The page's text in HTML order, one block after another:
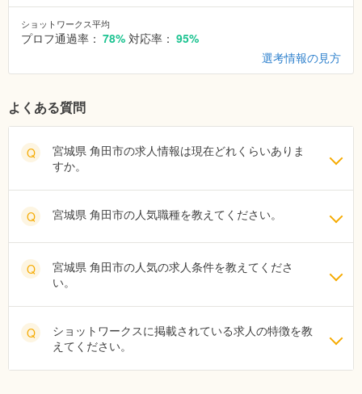
ショットワークス平均
プロフ通過率： 78% 対応率： 95%
選考情報の見方
よくある質問
Q
宮城県 角田市の求人情報は現在どれくらいありま
すか。
Q 宮城県 角田市の人気職種を教えてください。
Q
宮城県 角田市の人気の求人条件を教えてくださ
い。
Q
ショットワークスに掲載されている求人の特徴を教
えてください。